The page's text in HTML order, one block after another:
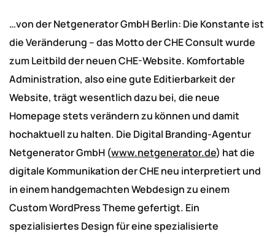
…von der Netgenerator GmbH Berlin: Die Konstante ist
die Veränderung – das Motto der CHE Consult wurde
zum Leitbild der neuen CHE-Website. Komfortable
Administration, also eine gute Editierbarkeit der
Website, trägt wesentlich dazu bei, die neue
Homepage stets verändern zu können und damit
hochaktuell zu halten. Die Digital Branding-Agentur
Netgenerator GmbH (www.netgenerator.de) hat die
digitale Kommunikation der CHE neu interpretiert und
in einem handgemachten Webdesign zu einem
Custom WordPress Theme gefertigt. Ein
spezialisiertes Design für eine spezialisierte